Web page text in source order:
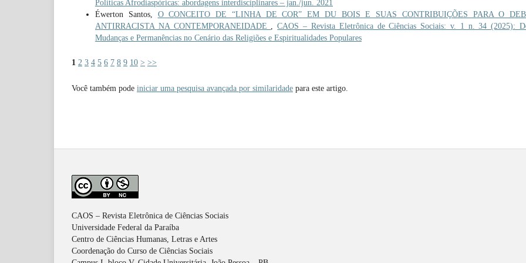
Políticas Afrodiaspóricas: abordagens interdisciplinares – jan./jun. 2021
Éwerton Santos, O CONCEITO DE “LINHA DE COR” EM DU BOIS E SUAS CONTRIBUIÇÕES PARA O
ANTIRRACISTA NA CONTEMPORANEIDADE ,CAOS – Revista Eletrônica de Ciências Sociais: v. 1 n. 34 (2025):
Mudanças e Permanências no Cenário das Religiões e Espiritualidades Populares
1 2 3 4 5 6 7 8 9 10 > >>
Você também pode iniciar uma pesquisa avançada por similaridade para este artigo.
CAOS – Revista Eletrônica de Ciências Sociais
Universidade Federal da Paraíba
Centro de Ciências Humanas, Letras e Artes
Coordenação do Curso de Ciências Sociais